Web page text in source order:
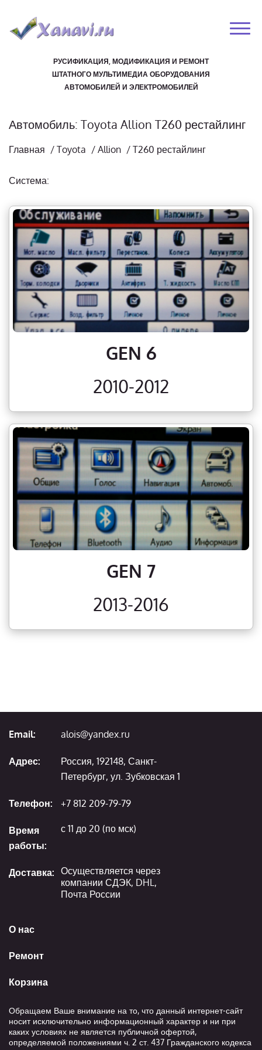
РУСИФИКАЦИЯ, МОДИФИКАЦИЯ И РЕМОНТ
ШТАТНОГО МУЛЬТИМЕДИА ОБОРУДОВАНИЯ
АВТОМОБИЛЕЙ И ЭЛЕКТРОМОБИЛЕЙ
Автомобиль: Toyota Allion T260 рестайлинг
Главная / Toyota / Allion / T260 рестайлинг
Система:
GEN 6
2010-2012
GEN 7
2013-2016
О нас
Ремонт
Корзина
Email: alois@yandex.ru
Адрес:
Россия, 192148, Санкт-
Петербург, ул. Зубковская 1
Телефон: +7 812 209-79-79
Время
работы:
с 11 до 20 (по мск)
Доставка: Осуществляется через
компании СДЭК, DHL,
Почта России
Обращаем Ваше внимание на то, что данный интернет-сайт
носит исключительно информационный характер и ни при
каких условиях не является публичной офертой,
определяемой положениями ч. 2 ст. 437 Гражданского кодекса